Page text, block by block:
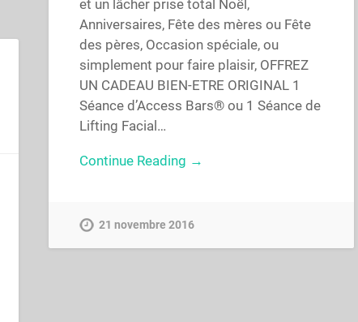
et un lâcher prise total Noël,
Anniversaires, Fête des mères ou Fête
des pères, Occasion spéciale, ou
simplement pour faire plaisir, OFFREZ
UN CADEAU BIEN-ETRE ORIGINAL 1
Séance d’Access Bars® ou 1 Séance de
Lifting Facial…
Continue Reading →
21 novembre 2016